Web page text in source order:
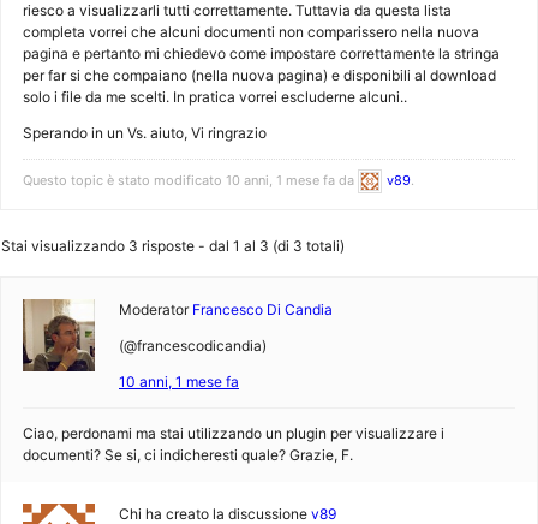
riesco a visualizzarli tutti correttamente. Tuttavia da questa lista
completa vorrei che alcuni documenti non comparissero nella nuova
pagina e pertanto mi chiedevo come impostare correttamente la stringa
per far si che compaiano (nella nuova pagina) e disponibili al download
solo i file da me scelti. In pratica vorrei escluderne alcuni..
Sperando in un Vs. aiuto, Vi ringrazio
Questo topic è stato modificato 10 anni, 1 mese fa da v89.
Stai visualizzando 3 risposte - dal 1 al 3 (di 3 totali)
Moderator Francesco Di Candia
(@francescodicandia)
10 anni, 1 mese fa
Ciao, perdonami ma stai utilizzando un plugin per visualizzare i
documenti? Se si, ci indicheresti quale? Grazie, F.
Chi ha creato la discussione v89